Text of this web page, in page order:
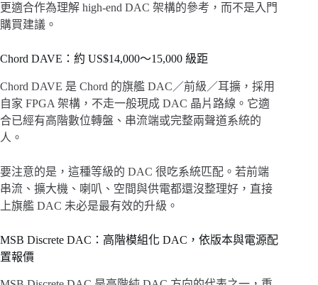
更適合作為理解 high-end DAC 架構的參考，而不是入門
購買建議。
Chord DAVE：約 US$14,000～15,000 級距
Chord DAVE 是 Chord 的旗艦 DAC／前級／耳擴，採用
自家 FPGA 架構，不走一般現成 DAC 晶片路線。它適
合已經有高階數位轉盤、串流端或完整兩聲道系統的
人。
要注意的是，這種等級的 DAC 很吃系統匹配。若前端
串流、擴大機、喇叭、空間與供電都還沒整理好，直接
上旗艦 DAC 未必是最有效的升級。
MSB Discrete DAC：高階模組化 DAC，依版本與電源配
置報價